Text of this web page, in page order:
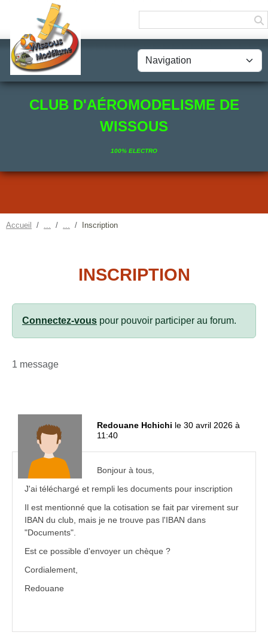
CLUB D'AÉROMODELISME DE
WISSOUS
100% ELECTRO
Accueil Inscription
INSCRIPTION
Connectez-vous pour pouvoir participer au forum.
1 message
Redouane Hchichi le 30 avril 2026 à
11:40
Bonjour à tous,
J'ai téléchargé et rempli les documents pour inscription
Il est mentionné que la cotisation se fait par virement sur
IBAN du club, mais je ne trouve pas l'IBAN dans
"Documents".
Est ce possible d'envoyer un chèque ?
Cordialement,
Redouane
Panneau de gestion des cookies